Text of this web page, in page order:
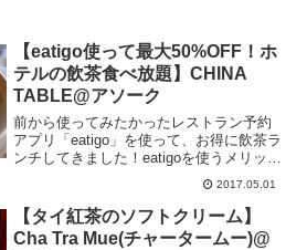
【eatigo使って最大50%OFF！ホ
テルの飲茶食べ放題】CHINA
TABLE@アソーク
前から使ってみたかったレストラン予約
アプリ「eatigo」を使って、お得に飲茶ラ
ンチしてきました！eatigoを使うメリット
としてはこんな感じ。・時間帯によって
最大50%OFFになる・アプリで完結。電
話しなくても確実に予約できる・面倒な
登録...
2017.05.01
【タイ紅茶のソフトクリーム】
Cha Tra Mue(チャータームー)@